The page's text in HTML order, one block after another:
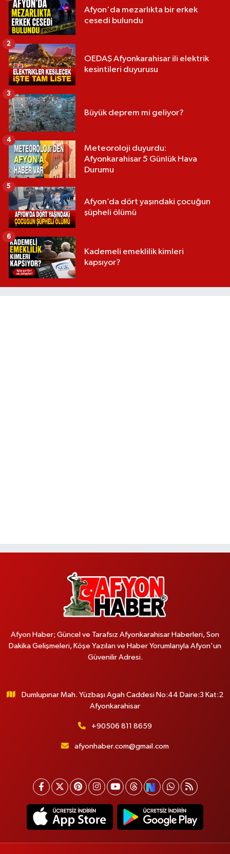
Afyon'da mezarlıkta bir erkek
cesedi bulundu
OEDAŞ Afyonkarahisar ili elektrik
kesintileri duyurusu
2
Büyük deprem mi geliyor?
3
Meteoroloji duyurdu:
Afyonkarahisar 5 Günlük Hava
Durumu
4
Afyon’da dört yaşındaki çocuğun
şüpheli ölümü
5
Kademeli emeklilik kimleri
kapsıyor?
6
Afyon Haber; Güncel ve Tarafsız Afyonkarahisar Haberleri, Son
Dakika Gelişmeleri, Köşe Yazıları ve Haber Yorumlarıyla Afyon'un
Güvenilir Adresi.
Dumlupınar Mah. Yüzbaşı Agah Caddesi No:44 Daire:3 Kat:2
Afyonkarahisar
+90506 811 8659
afyonhaber.com@gmail.com